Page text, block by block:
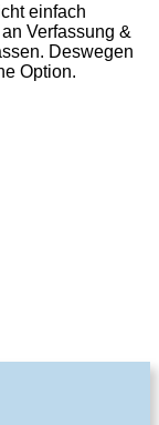
einfach
Verfassung &
Deswegen
Option.